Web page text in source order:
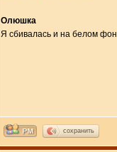
Олюшка
Я сбивалась и на белом
сохранить